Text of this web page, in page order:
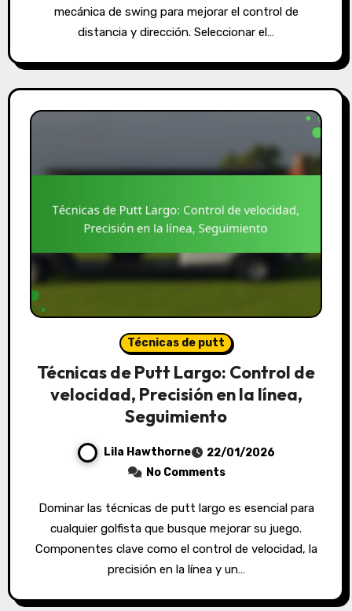
mecánica de swing para mejorar el control de
distancia y dirección. Seleccionar el…
Técnicas de putt
Técnicas de Putt Largo: Control de
velocidad, Precisión en la línea,
Seguimiento
Lila Hawthorne
22/01/2026
No Comments
Dominar las técnicas de putt largo es esencial para
cualquier golfista que busque mejorar su juego.
Componentes clave como el control de velocidad, la
precisión en la línea y un…